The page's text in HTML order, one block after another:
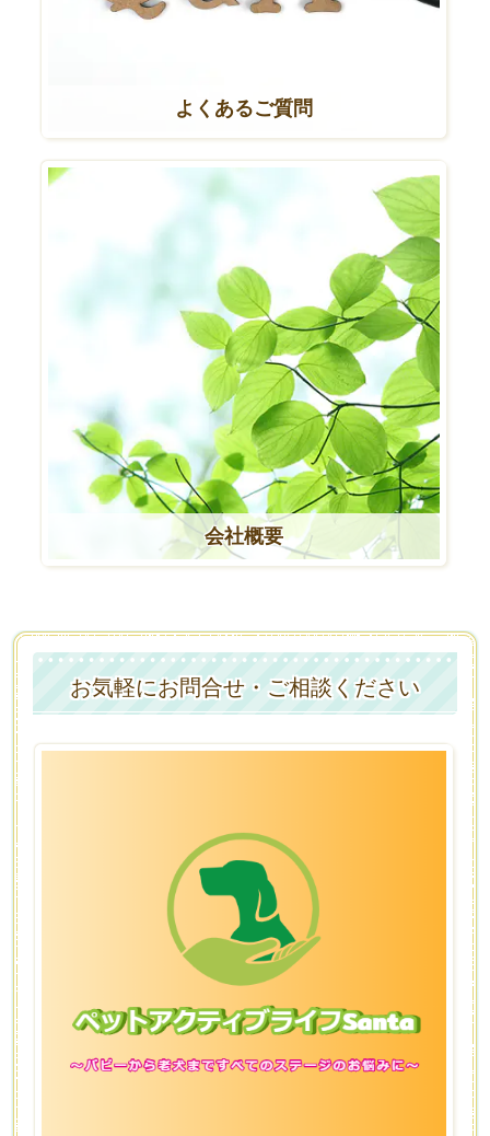
よくあるご質問
会社概要
お気軽にお問合せ・ご相談ください